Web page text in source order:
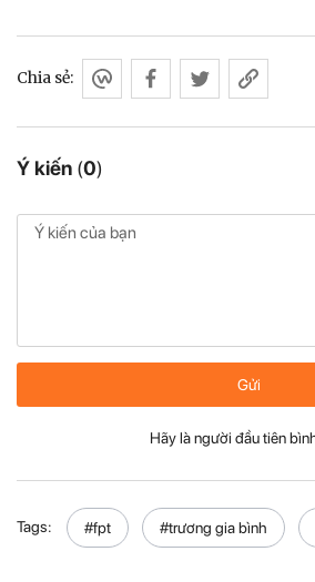
Ý kiến (0)
Chia sẻ:
Gửi
Hãy là người đầu tiên
Tags: #fpt #trương gia bình